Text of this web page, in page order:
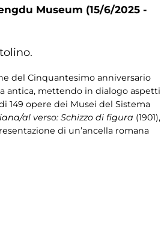
Museum (15/6/2025 -
del Cinquantesimo anniversario
antica, mettendo in dialogo aspetti
149 opere dei Musei del Sistema
al verso: Schizzo di figura (1901),
di un’ancella romana